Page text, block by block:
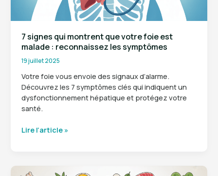
7 signes qui montrent que votre foie est
malade : reconnaissez les symptômes
19 juillet 2025
Votre foie vous envoie des signaux d’alarme.
Découvrez les 7 symptômes clés qui indiquent un
dysfonctionnement hépatique et protégez votre
santé.
7
que
Lire l’article »